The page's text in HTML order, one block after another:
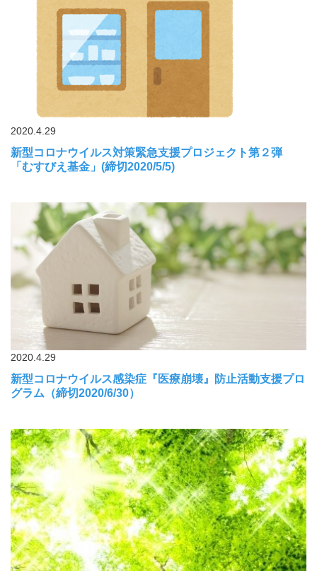
2020.4.29
新型コロナウイルス対策緊急支援プロジェクト第２弾
「むすびえ基金」(締切2020/5/5)
2020.4.29
新型コロナウイルス感染症『医療崩壊』防止活動支援プロ
グラム（締切2020/6/30）